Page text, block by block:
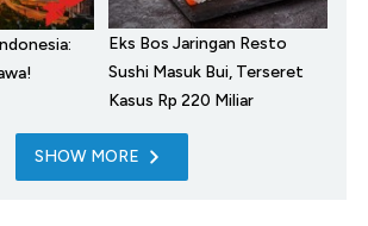
Eks Bos Jaringan Resto
Sushi Masuk Bui, Terseret
Kasus Rp 220 Miliar
SHOW MORE